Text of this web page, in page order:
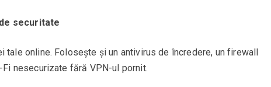
securitate
online. Folosește și un antivirus de încredere, un firewall
nesecurizate fără VPN-ul pornit.